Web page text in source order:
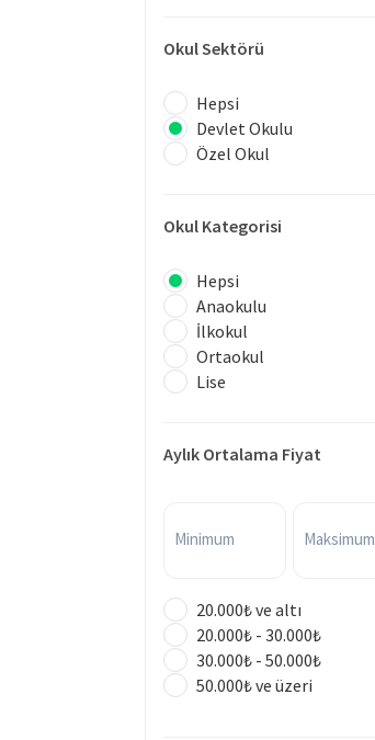
Okul Sektörü
Hepsi
Devlet Okulu
Özel Okul
Okul Kategorisi
Hepsi
Anaokulu
İlkokul
Ortaokul
Lise
Aylık Ortalama Fiyat
Minimum Maksimum
20.000₺ ve altı
20.000₺ - 30.000₺
30.000₺ - 50.000₺
50.000₺ ve üzeri